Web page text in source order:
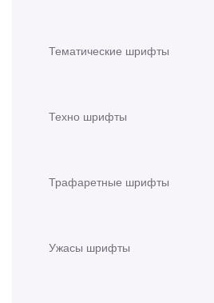
Тематические шрифты
Техно шрифты
Трафаретные шрифты
Ужасы шрифты